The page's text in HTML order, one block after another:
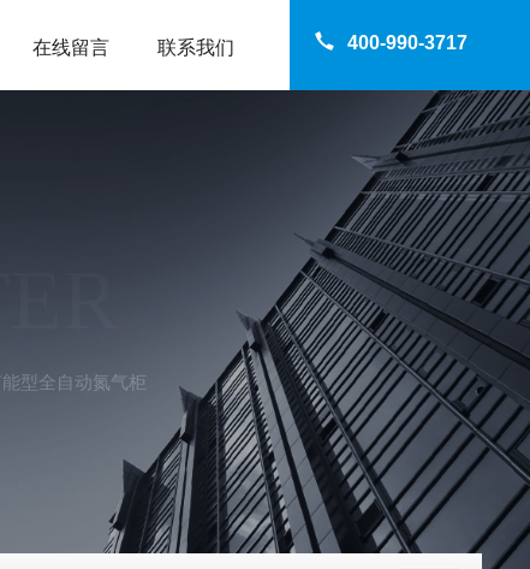
400-990-3717
在线留言 联系我们
型全自动氮气柜